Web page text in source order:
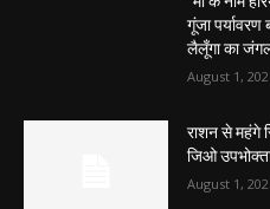
गूंजा
लैलूँगा का
August 1,
राशन से महंगे
जिओ
August 1,